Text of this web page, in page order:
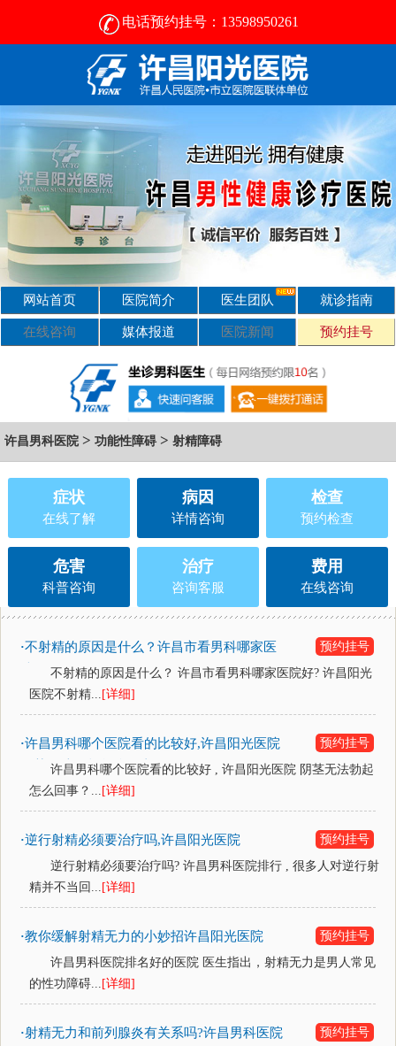
电话预约挂号：13598950261
许昌比较好的男性医院-2024正规男科医院排名-许昌阳光医院
网站首页 医院简介 医生团队 就诊指南
在线咨询 媒体报道 医院新闻 预约挂号
许昌男科医院 > 功能性障碍 > 射精障碍
症状
在线了解
病因
详情咨询
检查
预约检查
危害
科普咨询
治疗
咨询客服
费用
在线咨询
·不射精的原因是什么？许昌市看男科哪家医
院好?
预约挂号
不射精的原因是什么？ 许昌市看男科哪家医院好? 许昌阳光
医院不射精... [详细]
·许昌男科哪个医院看的比较好,许昌阳光医院
阴茎无法勃起怎么回事？
预约挂号
许昌男科哪个医院看的比较好 , 许昌阳光医院 阴茎无法勃起
怎么回事？... [详细]
·逆行射精必须要治疗吗,许昌阳光医院
预约挂号
逆行射精必须要治疗吗? 许昌男科医院排行 , 很多人对逆行射
精并不当回... [详细]
·教你缓解射精无力的小妙招许昌阳光医院
预约挂号
许昌男科医院排名好的医院 医生指出，射精无力是男人常见
的性功障碍... [详细]
·射精无力和前列腺炎有关系吗?许昌男科医院
预约挂号